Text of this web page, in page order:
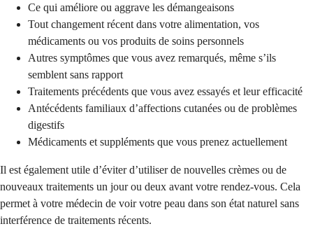
Ce qui améliore ou aggrave les démangeaisons
Tout changement récent dans votre alimentation, vos
médicaments ou vos produits de soins personnels
Autres symptômes que vous avez remarqués, même s’ils
semblent sans rapport
Traitements précédents que vous avez essayés et leur efficacité
Antécédents familiaux d’affections cutanées ou de problèmes
digestifs
Médicaments et suppléments que vous prenez actuellement
Il est également utile d’éviter d’utiliser de nouvelles crèmes ou de
nouveaux traitements un jour ou deux avant votre rendez-vous. Cela
permet à votre médecin de voir votre peau dans son état naturel sans
interférence de traitements récents.